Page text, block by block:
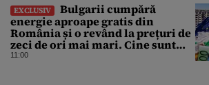
EXCLUSIV
Bulgarii cumpără
energie aproape gratis din
România și o revând la prețuri de
zeci de ori mai mari. Cine sunt
noii „băieți deștepți” din energie
11:00